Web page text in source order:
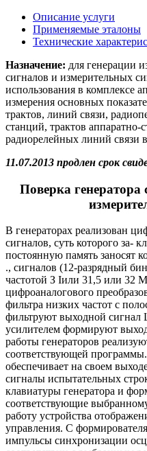
Описание услуги
Применяемые эталоны
Технические
Назначение: для генерации
сигналов и измерительных
использования в комплексе
измерения основных
трактов, линий связи,
станций, трактов аппаратно-
радиорелейных линий связи
11.07.2013 продлен срок
Поверка генератора
В генераторах реализован
сигналов, суть которого за-
постоянную память заносят
., сигналов (12-разрядный
частотой З Iили 31,5 или 32
цифроаналогового
фильтра низких частот с
фильтруют выходной
усилителем формируют
работы генераторов
соответствующей
обеспечи­вает на своем
сигналы испытательных
клавиатуры генератора и
соответствующие
работу устройства
управления. С
импульсы синхронизации